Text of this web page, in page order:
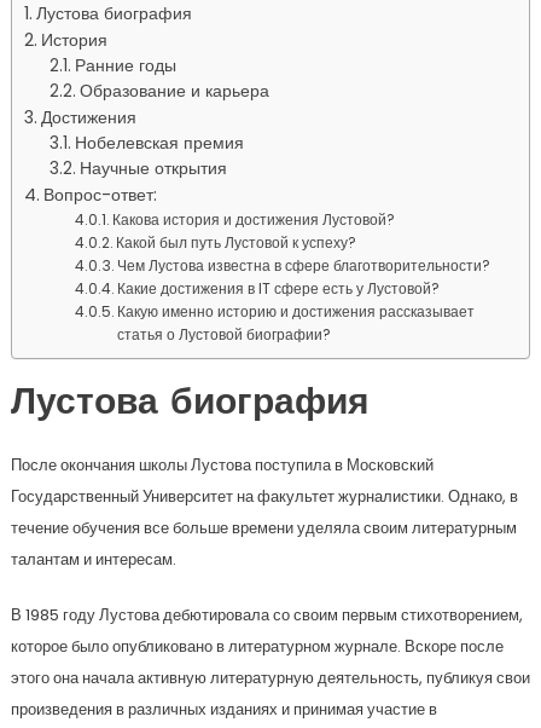
Лустова биография
История
Ранние годы
Образование и карьера
Достижения
Нобелевская премия
Научные открытия
Вопрос-ответ:
Какова история и достижения Лустовой?
Какой был путь Лустовой к успеху?
Чем Лустова известна в сфере благотворительности?
Какие достижения в IT сфере есть у Лустовой?
Какую именно историю и достижения рассказывает
статья о Лустовой биографии?
Лустова биография
После окончания школы Лустова поступила в Московский
Государственный Университет на факультет журналистики. Однако, в
течение обучения все больше времени уделяла своим литературным
талантам и интересам.
В 1985 году Лустова дебютировала со своим первым стихотворением,
которое было опубликовано в литературном журнале. Вскоре после
этого она начала активную литературную деятельность, публикуя свои
произведения в различных изданиях и принимая участие в